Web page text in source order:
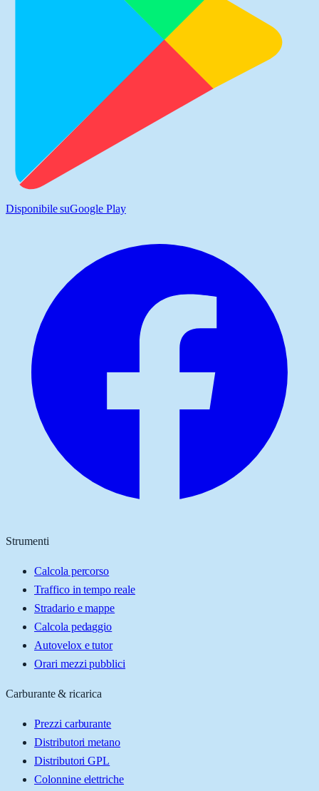
Disponibile suGoogle Play
Strumenti
Calcola percorso
Traffico in tempo reale
Stradario e mappe
Calcola pedaggio
Autovelox e tutor
Orari mezzi pubblici
Carburante & ricarica
Prezzi carburante
Distributori metano
Distributori GPL
Colonnine elettriche